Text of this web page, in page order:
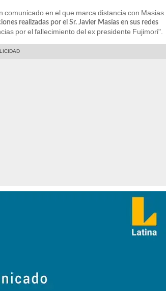
en el que marca distancia con Masias.
realizadas por el Sr. Javier Masías en sus redes
por el fallecimiento del ex presidente Fujimori".